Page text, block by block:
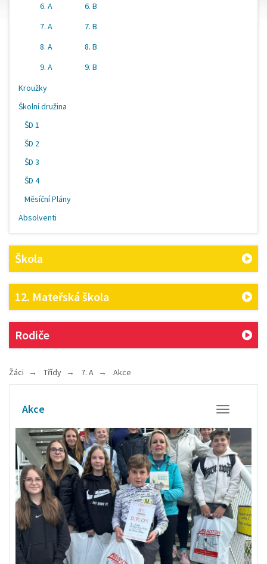
6. A
6. B
7. A
7. B
8. A
8. B
9. A
9. B
Kroužky
Školní družina
ŠD 1
ŠD 2
ŠD 3
ŠD 4
Měsíční Plány
Absolventi
Škola
12. Mateřská škola
Rodiče
Žáci Třídy 7. A Akce
Otevřít/
Akce